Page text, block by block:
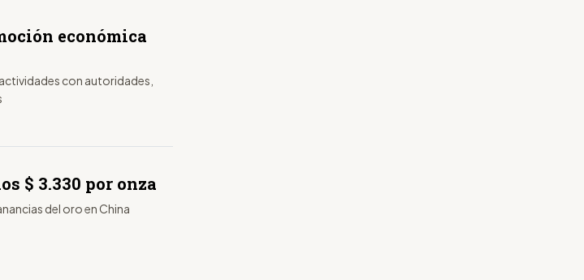
económica
autoridades,
$ 3.330 por onza
del oro en China